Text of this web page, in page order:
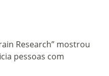
Research” mostrou
pessoas com